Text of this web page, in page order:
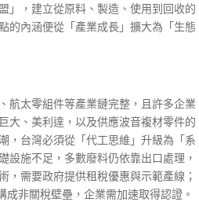
」，建立從原料、製造、使用到回收的
的內涵便從「產業成長」擴大為「生態
航太零組件等產業鏈完整，且許多企業
大、美利達，以及供應波音複材零件的
，台灣必須從「代工思維」升級為「系
設施不足，多數廢料仍依靠出口處理，
，需要政府提供租稅優惠與示範產線；
非關稅壁壘，企業需加速取得認證。